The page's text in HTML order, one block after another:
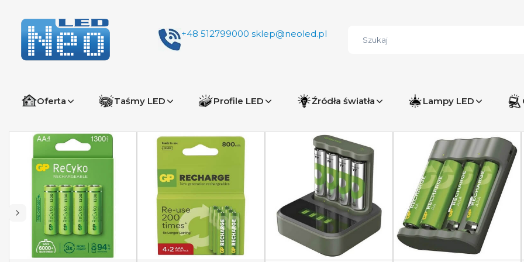
+48 512799000 sklep@neoled.pl
Oferta Taśmy LED Profile LED Źródła światła Lampy LED